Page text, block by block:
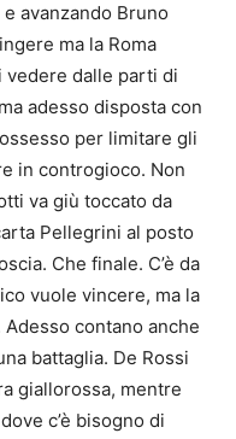
avanzando Bruno
ma la Roma
vedere dalle parti di
adesso disposta con
per limitare gli
in controgioco. Non
va giù toccato da
Pellegrini al posto
Che finale. C’è da
vuole vincere, ma la
contano anche
battaglia. De Rossi
giallorossa, mentre
c’è bisogno di